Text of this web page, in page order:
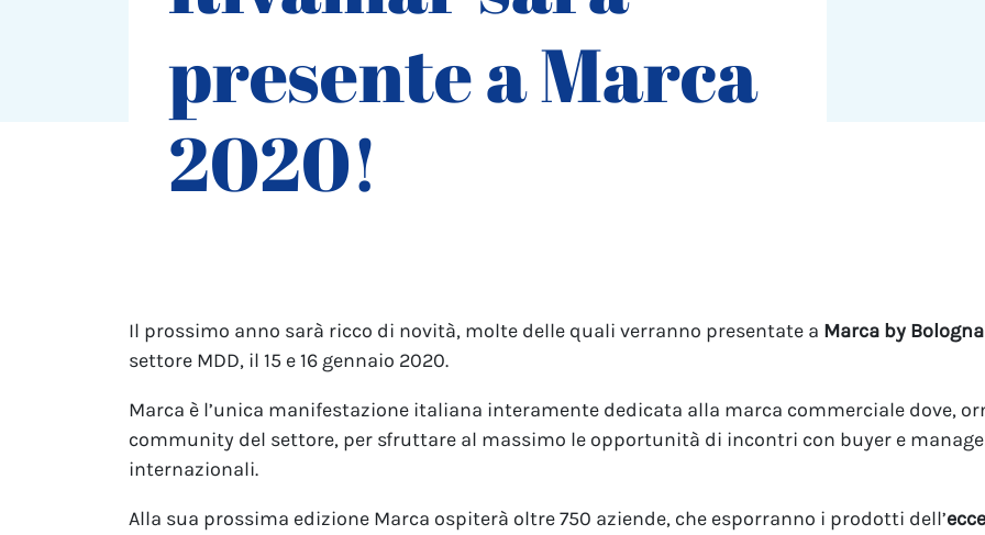
presente a Marca
2020!
Il prossimo anno sarà ricco di novità, molte delle quali verranno presentate a Marca by
settore MDD, il 15 e 16 gennaio 2020.
Marca è l’unica manifestazione italiana interamente dedicata alla marca commerciale dove,
community del settore, per sfruttare al massimo le opportunità di incontri con buyer e
internazionali.
Alla sua prossima edizione Marca ospiterà oltre 750 aziende, che esporranno i prodotti dell’